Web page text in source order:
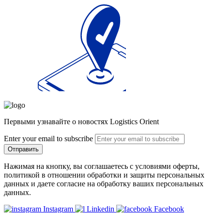
Первыми узнавайте о новостях Logistics Orient
Enter your email to subscribe
Отправить
Нажимая на кнопку, вы соглашаетесь с условиями оферты,
политикой в отношении обработки и защиты персональных
данных и даете согласие на обработку ваших персональных
данных.
Instagram
Linkedin
Facebook